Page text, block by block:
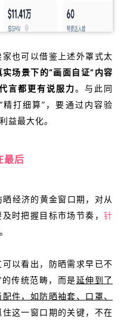
也可以借鉴上述外罩式太
实场景下的“画面自证”内容
言都更有说服力。与此同
打细算”，要通过内容验
益最大化。
最后
经济的黄金窗口期，对从
时把握目标市场节奏， 针
。
以看出，防晒需求早已不
传统范畴，而是延伸到了
件，如防晒袖套、口罩、
这一窗口期的关键，不在